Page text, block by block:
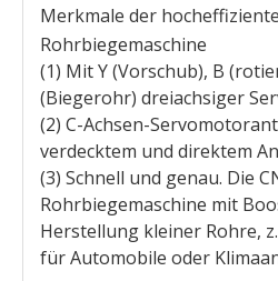
Merkmale der
Rohrbiegemaschine
(1) Mit Y (Vorschub), B
(Biegerohr) dreiachsiger
(2) C-Achsen-
verdecktem und direktem
(3) Schnell und genau. Die
Rohrbiegemaschine mit
Herstellung kleiner Rohre,
für Automobile oder